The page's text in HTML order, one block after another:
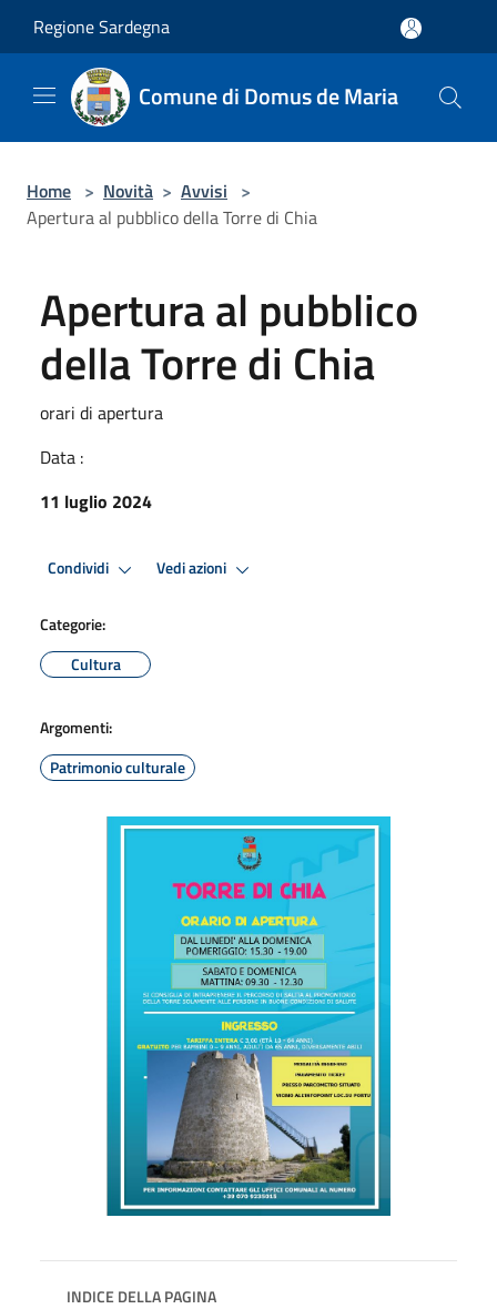
Regione Sardegna
Comune di Domus de Maria
Home > Novità > Avvisi >
Apertura al pubblico della Torre di Chia
Apertura al pubblico
della Torre di Chia
orari di apertura
Data :
11 luglio 2024
Condividi Vedi azioni
Categorie:
Cultura
Argomenti:
Patrimonio culturale
INDICE DELLA PAGINA